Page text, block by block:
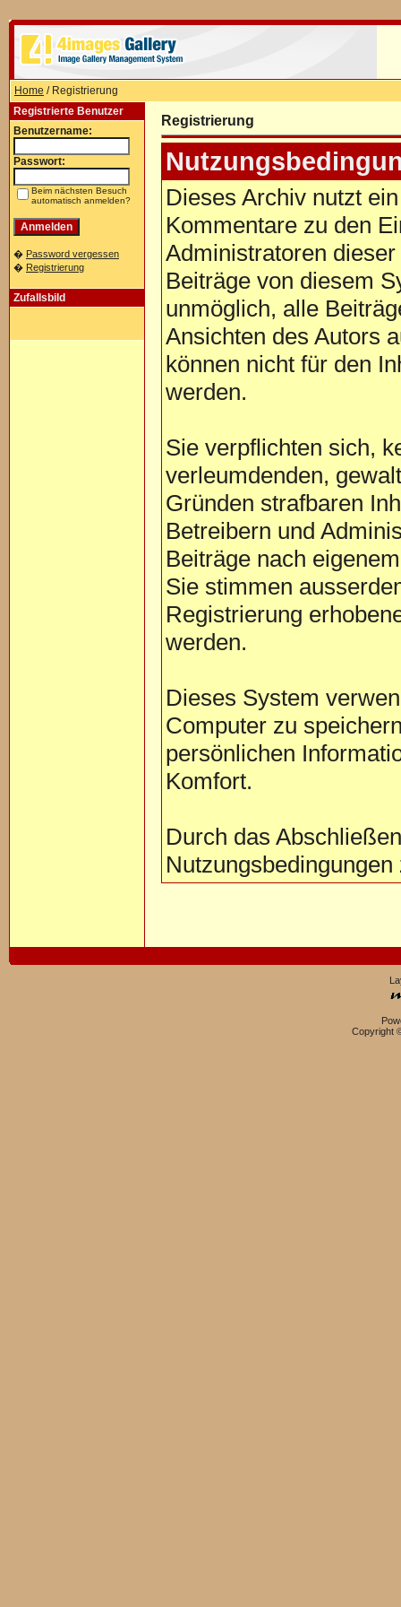
Home / Registrierung
Registrierte Benutzer
Benutzername:
Passwort:
Beim nächsten Besuch
automatisch anmelden?
� Password vergessen
� Registrierung
Zufallsbild
Registrierung
Dieses Archiv nutzt
Kommentare zu den
Administratoren
Beiträge von diesem
unmöglich, alle
Ansichten des Autors
können nicht für den
werden.
Sie verpflichten sich,
verleumdenden,
Gründen strafbaren
Betreibern und
Beiträge nach
Sie stimmen
Registrierung
werden.
Dieses System
Computer zu
persönlichen
Komfort.
Durch das
Nutzungsbedingungen
Copyright